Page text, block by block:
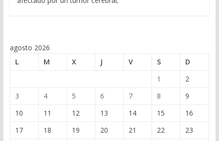
agosto 2026
L
M X J V S
D
1
2
3
4 5 6 7 8
9
10
11 12 13 14 15
16
17
18 19 20 21 22
23